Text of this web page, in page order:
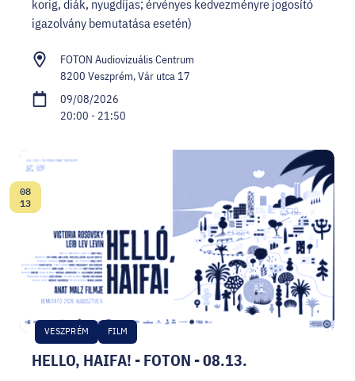
korig, diák, nyugdíjas; érvényes kedvezményre jogosító
igazolvány bemutatása esetén)
FOTON Audiovizuális Centrum
8200 Veszprém, Vár utca 17
09/08/2026
20:00 - 21:50
HELLO, HAIFA! - FOTON - 08.13.
VESZPRÉM FILM
Date:
08
13